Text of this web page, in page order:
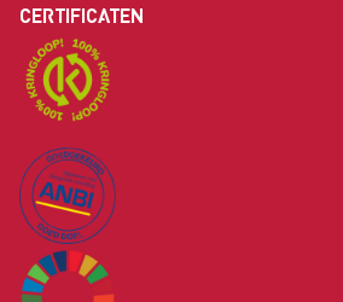
CERTIFICATEN